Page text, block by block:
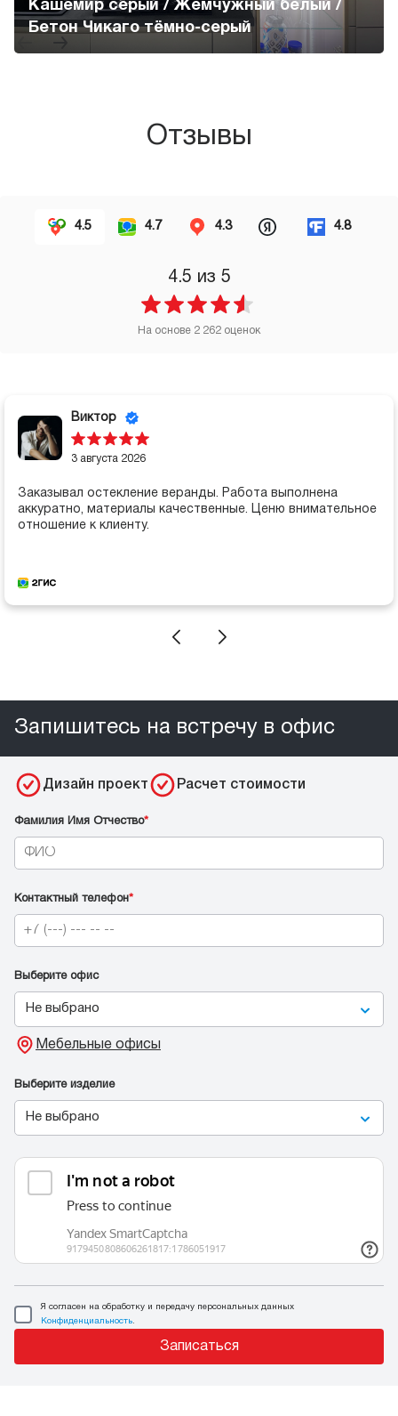
Кашемир серый / Жемчужный белый /
Бетон Чикаго тёмно-серый
Отзывы
4.5 4.7 4.3 4.8
4.5 из 5
На основе 2 262 оценок
Виктор
3 августа 2026
Заказывал остекление веранды. Работа выполнена
аккуратно, материалы качественные. Ценю внимательное
отношение к клиенту.
Запишитесь на встречу в офис
Дизайн проект Расчет стоимости
Фамилия Имя Отчество*
Контактный телефон*
Выберите офис
Не выбрано
Мебельные офисы
Выберите изделие
Не выбрано
Записаться
Я согласен на обработку и передачу персональных данных
Конфиденциальность.